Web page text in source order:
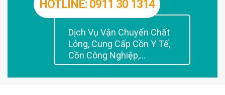
HOTLINE: 0911 30 1314
Dịch Vụ Vận Chuyển Chất
Lỏng, Cung Cấp Cồn Y Tế,
Cồn Công Nghiệp,...